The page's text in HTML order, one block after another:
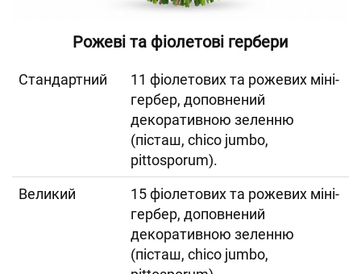
Рожеві та фіолетові гербери
Cтандартний
11 фіолетових та рожевих міні-
гербер, доповнений
декоративною зеленню
(пісташ, chico jumbo,
pittosporum).
Великий
15 фіолетових та рожевих міні-
гербер, доповнений
декоративною зеленню
(пісташ, chico jumbo,